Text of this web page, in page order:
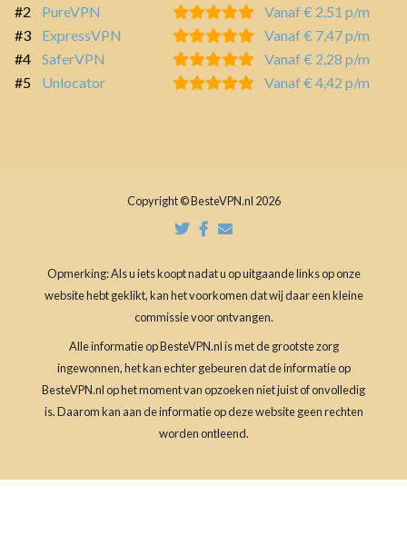
#2
PureVPN
Vanaf € 2,51 p/m
#3
ExpressVPN
Vanaf € 7,47 p/m
#4
SaferVPN
Vanaf € 2,28 p/m
#5
Unlocator Vanaf € 4,42 p/m
Copyright © BesteVPN.nl 2026
Opmerking: Als u iets koopt nadat u op uitgaande links op onze
website hebt geklikt, kan het voorkomen dat wij daar een kleine
commissie voor ontvangen.
Alle informatie op BesteVPN.nl is met de grootste zorg
ingewonnen, het kan echter gebeuren dat de informatie op
BesteVPN.nl op het moment van opzoeken niet juist of onvolledig
is. Daarom kan aan de informatie op deze website geen rechten
worden ontleend.